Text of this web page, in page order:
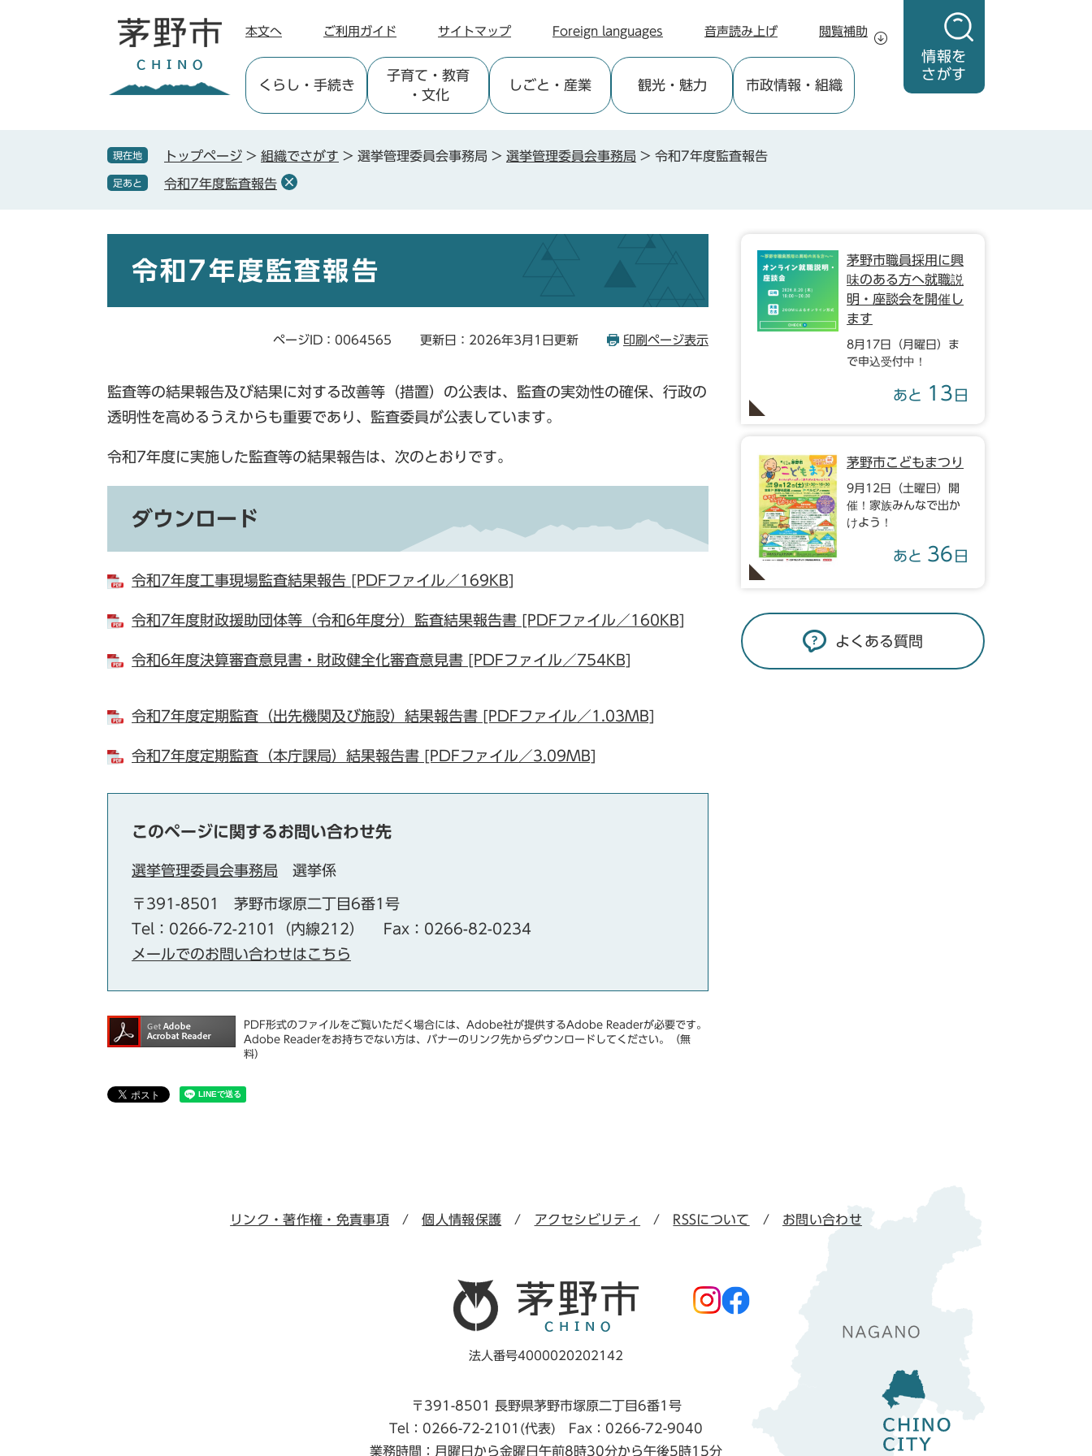
情報を
さがす
本文へ ご利用ガイド サイトマップ Foreign languages 音声読み上げ 閲覧補助
くらし ・手続き
子育て ・教育
・文化
しごと ・産業 観光・魅力 市政情報 ・組織
現在地 トップページ > 組織でさがす > 選挙管理委員会事務局 > 選挙管理委員会事務局 > 令和7年度監査報告
足あと 令和7年度監査報告
令和7年度監査報告
ページID：0064565 更新日：2026年3月1日更新 印刷ページ表示
監査等の結果報告及び結果に対する改善等（措置）の公表は、監査の実効性の確保、行政の
透明性を高めるうえからも重要であり、監査委員が公表しています。
令和7年度に実施した監査等の結果報告は、次のとおりです。
ダウンロード
令和7年度工事現場監査結果報告 [PDFファイル／169KB]
令和7年度財政援助団体等（令和6年度分）監査結果報告書 [PDFファイル／160KB]
令和6年度決算審査意見書・財政健全化審査意見書 [PDFファイル／754KB]
令和7年度定期監査（出先機関及び施設）結果報告書 [PDFファイル／1.03MB]
令和7年度定期監査（本庁課局）結果報告書 [PDFファイル／3.09MB]
このページに関するお問い合わせ先
選挙管理委員会事務局 選挙係
〒391-8501
茅野市塚原二丁目6番1号
Tel：0266-72-2101（内線212）
Fax：0266-82-0234
メールでのお問い合わせはこちら
PDF形式のファイルをご覧いただく場合には、Adobe社が提供するAdobe Readerが必要です。
Adobe Readerをお持ちでない方は、バナーのリンク先からダウンロードしてください。（無
料）
茅野市職員採用に興
味のある方へ就職説
明・座談会を開催し
ます
8月17日（月曜日）ま
で申込受付中！
あと 13 日
茅野市こどもまつり
9月12日（土曜日）開
催！家族みんなで出か
けよう！
あと 36 日
よくある質問
リンク・著作権・免責事項 個人情報保護 アクセシビリティ RSSについて お問い合わせ
法人番号4000020202142
〒391-8501 長野県茅野市塚原二丁目6番1号
Tel：0266-72-2101(代表) Fax：0266-72-9040
業務時間：月曜日から金曜日午前8時30分から午後5時15分